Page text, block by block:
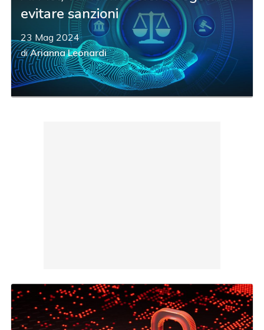
evitare sanzioni
23 Mag 2024
diArianna Leonardi